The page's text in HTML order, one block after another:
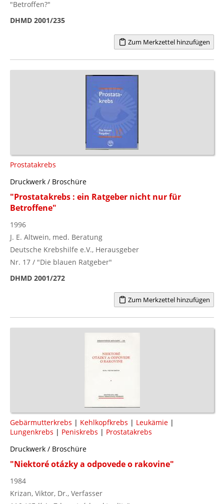
"Betroffen?"
DHMD 2001/235
Zum Merkzettel hinzufügen
Prostatakrebs
Druckwerk / Broschüre
"Prostatakrebs : ein Ratgeber nicht nur für
Betroffene"
1996
J. E. Altwein, med. Beratung
Deutsche Krebshilfe e.V., Herausgeber
Nr. 17 / "Die blauen Ratgeber"
DHMD 2001/272
Zum Merkzettel hinzufügen
Gebärmutterkrebs | Kehlkopfkrebs | Leukämie |
Lungenkrebs | Peniskrebs | Prostatakrebs
Druckwerk / Broschüre
"Niektoré otázky a odpovede o rakovine"
1984
Krizan, Viktor, Dr., Verfasser